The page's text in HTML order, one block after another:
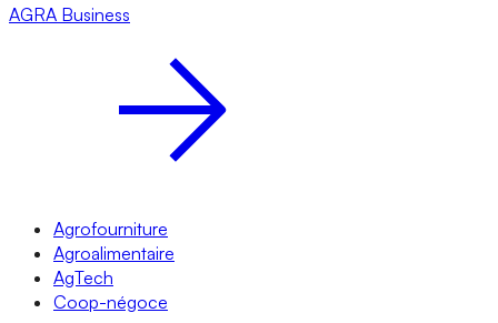
AGRA Business
Agrofourniture
Agroalimentaire
AgTech
Coop-négoce